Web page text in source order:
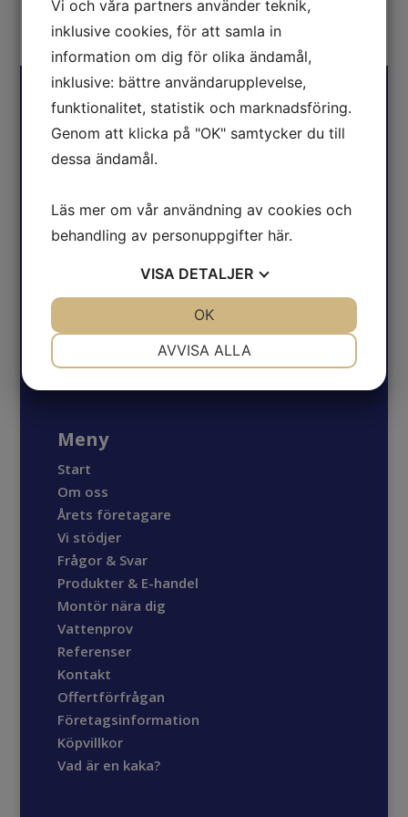
470 kr inkl. moms
Adress
Centralg. 16
365 42 Hovmantorp
Telefon. 0478-10017
E post:info@europevattenrening.se
Meny
Start
Om oss
Årets företagare
Vi stödjer
Frågor & Svar
Produkter & E-handel
Montör nära dig
Vattenprov
Referenser
Kontakt
Offertförfrågan
Företagsinformation
Köpvillkor
Vad är en kaka?
Vi och våra partners använder teknik,
inklusive cookies, för att samla in
information om dig för olika ändamål,
inklusive: bättre användarupplevelse,
funktionalitet, statistik och marknadsföring.
Genom att klicka på "OK" samtycker du till
dessa ändamål.
Läs mer om vår användning av cookies och
behandling av personuppgifter här.
VISA DETALJER
AVVISA ALLA
OK